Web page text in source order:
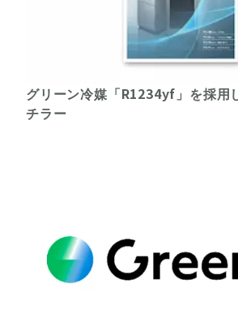
グリーン冷媒「R1234yf」を採用
チラー